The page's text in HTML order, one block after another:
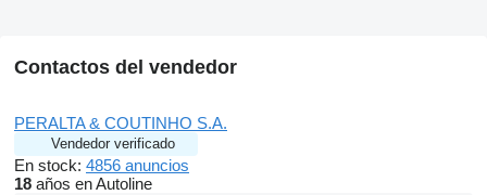
Contactos del vendedor
PERALTA & COUTINHO S.A.
Vendedor verificado
En stock: 4856 anuncios
18 años en Autoline